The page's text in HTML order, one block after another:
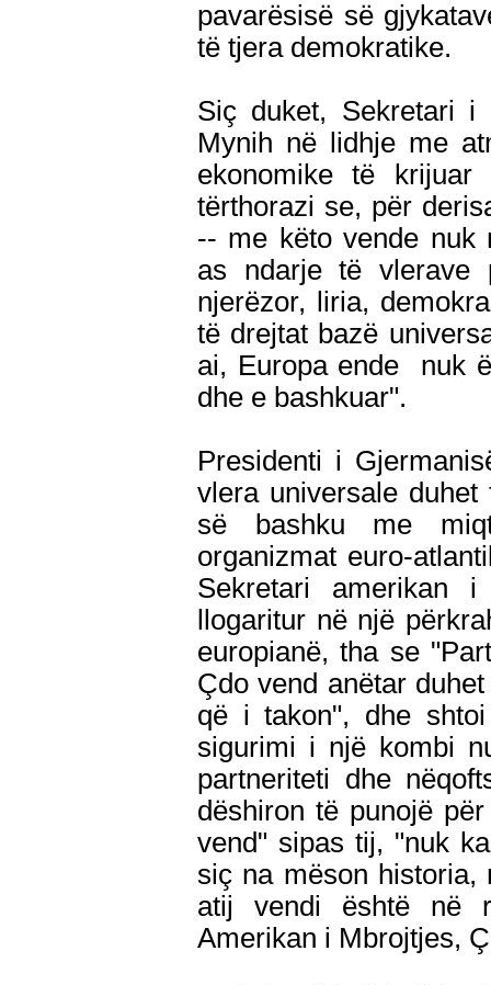
pavarësisë së
të tjera demokratike.
Siç duket, Sekretari
Mynih në lidhje me
ekonomike të
tërthorazi se, për
-- me këto vende nuk
as ndarje të vlerave
njerëzor, liria,
të drejtat bazë
ai, Europa ende nuk
dhe e bashkuar".
Presidenti i
vlera universale
së bashku me
organizmat euro-
Sekretari amerikan
llogaritur në një
europianë, tha se
Çdo vend anëtar
që i takon", dhe
sigurimi i një kombi
partneriteti dhe
dëshiron të punojë
vend" sipas tij, "nuk
siç na mëson historia,
atij vendi është në
Amerikan i Mbrojtjes,